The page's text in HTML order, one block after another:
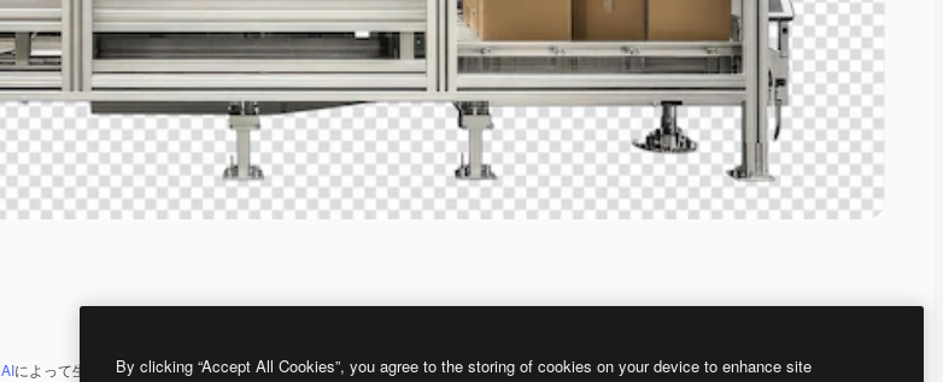
AIによって生成されたものです。 AI画像生成ツールを使うと、あなた独自の画像を作成できます。
By clicking “Accept All Cookies”, you agree to the storing of cookies on your device to enhance site